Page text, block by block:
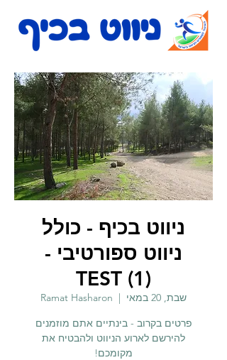
ניווט בכיף - כולל
ניווט ספורטיבי -
TEST (1)
שבת, 20 במאי
  |
Ramat Hasharon
פרטים בקרוב - בינתיים אתם מוזמנים
להירשם לארוע הניווט ולהבטיח את
מקומכם!